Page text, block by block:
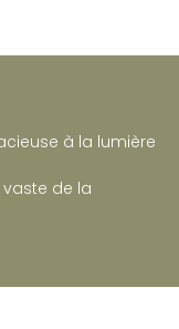
à la lumière
de la